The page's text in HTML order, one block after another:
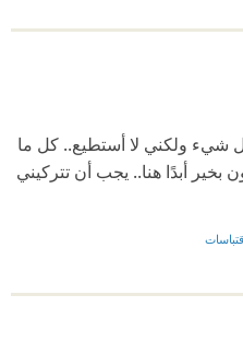
شيء ولكني لا أستطيع.. كل ما
بخير أبدًا هنا.. يجب أن تتركيني